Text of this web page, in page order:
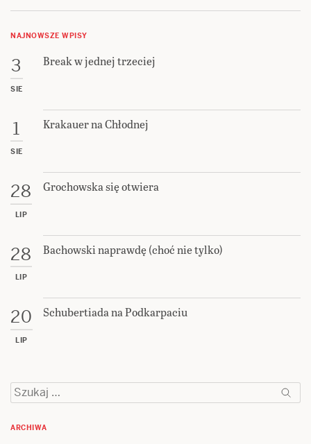
NAJNOWSZE WPISY
3
SIE
Break w jednej trzeciej
1
SIE
Krakauer na Chłodnej
28
LIP
Grochowska się otwiera
28
LIP
Bachowski naprawdę (choć nie tylko)
20
LIP
Schubertiada na Podkarpaciu
Szukaj:
ARCHIWA